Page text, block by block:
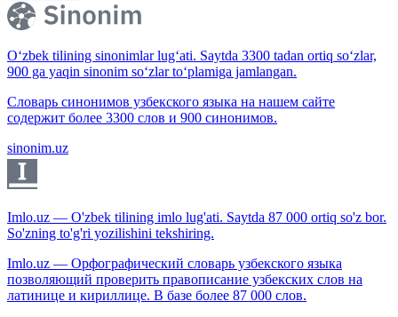
O‘zbek tilining sinonimlar lug‘ati. Saytda 3300 tadan ortiq so‘zlar,
900 ga yaqin sinonim so‘zlar to‘plamiga jamlangan.
Словарь синонимов узбекского языка на нашем сайте
содержит более 3300 слов и 900 синонимов.
sinonim.uz
Imlo.uz — O'zbek tilining imlo lug'ati. Saytda 87 000 ortiq so'z bor.
So'zning to'g'ri yozilishini tekshiring.
Imlo.uz — Орфографический словарь узбекского языка
позволяющий проверить правописание узбекских слов на
латинице и кириллице. В базе более 87 000 слов.